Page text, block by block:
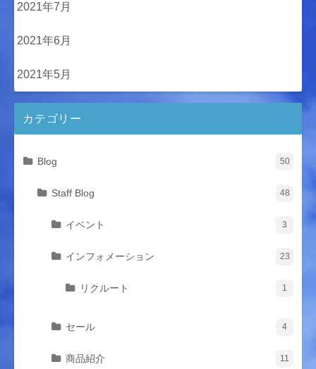
2021年7月
2021年6月
2021年5月
カテゴリー
Blog 50
Staff Blog 48
イベント 3
インフォメーション 23
リクルート 1
セール 4
商品紹介 11